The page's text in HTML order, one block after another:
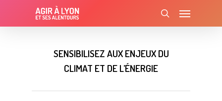
Menu
SENSIBILISEZ AUX ENJEUX DU
CLIMAT ET DE L’ÉNERGIE